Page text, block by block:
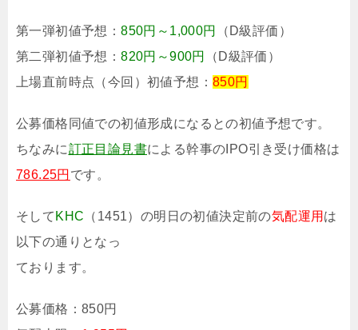
第一弾初値予想：850円～1,000円
（D級評価）
第二弾初値予想：820円～900円
（D級評価）
上場直前時点（今回）初値予想： 850円
公募価格同値での初値形成になるとの初値予想です。
ちなみに訂正目論見書による幹事のIPO引き受け価格は
786.25円 です。
そして KHC （1451）の明日の初値決定前の気配運用 は
以下の通りとなっ
ております。
公募価格： 850円